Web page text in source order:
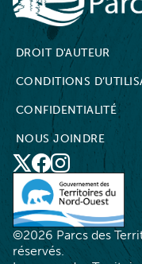
NWT Parks
DROIT D'AUTEUR
CONDITIONS
CONFIDENTIALITÉ
NOUS JOINDRE
Social
Media
X Facebook
Instagram
©2026 Parcs des
réservés.